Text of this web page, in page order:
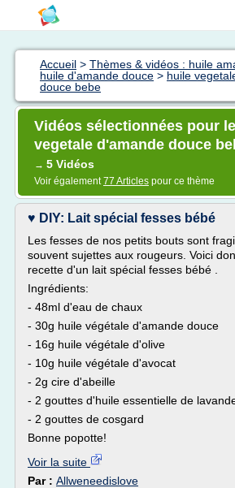
Accueil > Thèmes & vidéos : huile
huile d'amande douce > huile
douce bebe
Vidéos sélectionnées pour
vegetale d'amande douce
→ 5 Vidéos
Voir également77 Articles pour ce thème
♥ DIY: Lait spécial fesses bébé
Les fesses de nos petits bouts sont
souvent sujettes aux rougeurs. Voici
recette d'un lait spécial fesses bébé .
Ingrédients:
- 48ml d'eau de chaux
- 30g huile végétale d'amande douce
- 16g huile végétale d'olive
- 10g huile végétale d'avocat
- 2g cire d'abeille
- 2 gouttes d'huile essentielle de
- 2 gouttes de cosgard
Bonne popotte!
Voir la suite
Par : Allweneedislove